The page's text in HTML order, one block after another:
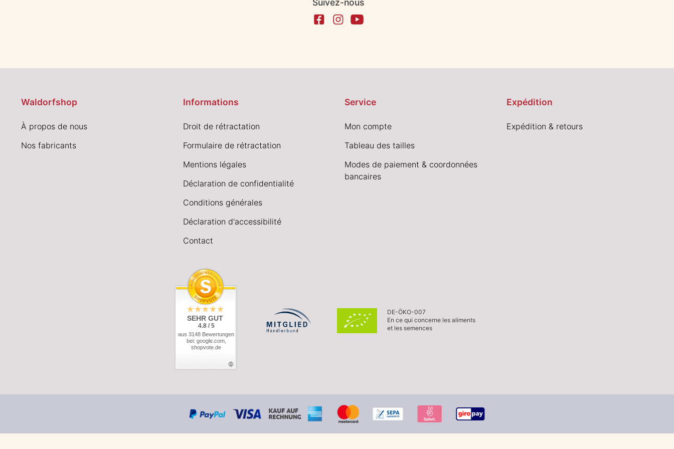
Suivez-nous
Waldorfshop
À propos de nous
Nos fabricants
Informations
Droit de rétractation
Formulaire de rétractation
Mentions légales
Déclaration de confidentialité
Conditions générales
Déclaration d'accessibilité
Contact
Service
Mon compte
Tableau des tailles
Modes de paiement & coordonnées
bancaires
Expédition
Expédition & retours
SEHR GUT
4.8 / 5
aus 3148 Bewertungen
bei: google.com,
shopvote.de
DE-ÖKO-007
En ce qui concerne les aliments
et les semences